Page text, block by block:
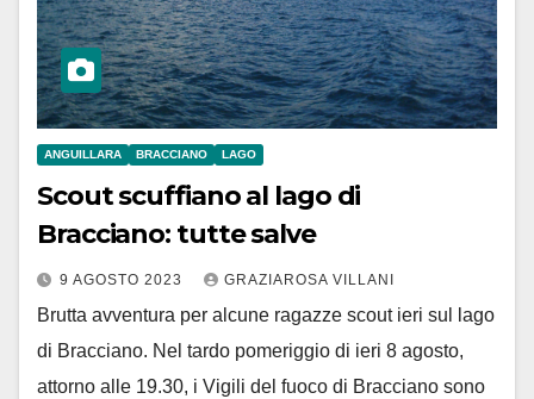
ANGUILLARA BRACCIANO LAGO
Scout scuffiano al lago di
Bracciano: tutte salve
9 AGOSTO 2023 GRAZIAROSA VILLANI
Brutta avventura per alcune ragazze scout ieri sul lago
di Bracciano. Nel tardo pomeriggio di ieri 8 agosto,
attorno alle 19.30, i Vigili del fuoco di Bracciano sono